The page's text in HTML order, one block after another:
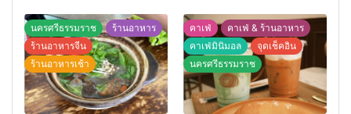
นครศรีธรรมราช
ร้านอาหาร
ร้านอาหารจีน
ร้านอาหารเช้า
คาเฟ่
คาเฟ่ & ร้านอาหาร
คาเฟ่มินิมอล
จุดเช็คอิน
นครศรีธรรมราช